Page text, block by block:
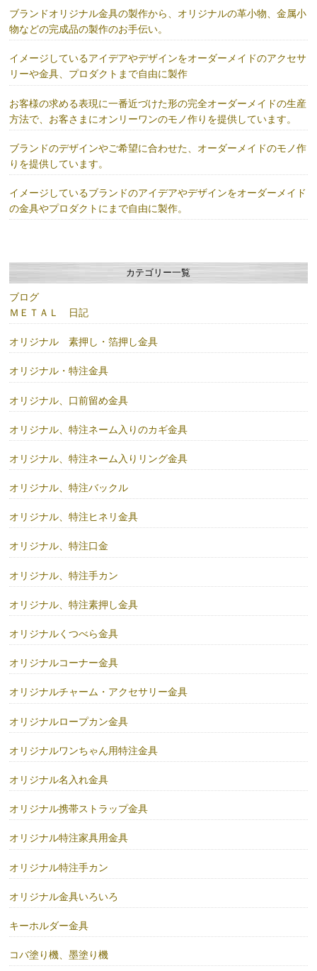
ブランドオリジナル金具の製作から、オリジナルの革小物、金属小
物などの完成品の製作のお手伝い。
イメージしているアイデアやデザインをオーダーメイドのアクセサ
リーや金具、プロダクトまで自由に製作
お客様の求める表現に一番近づけた形の完全オーダーメイドの生産
方法で、お客さまにオンリーワンのモノ作りを提供しています。
ブランドのデザインやご希望に合わせた、オーダーメイドのモノ作
りを提供しています。
イメージしているブランドのアイデアやデザインをオーダーメイド
の金具やプロダクトにまで自由に製作。
カテゴリー一覧
ブログ
ＭＥＴＡＬ 日記
オリジナル 素押し・箔押し金具
オリジナル・特注金具
オリジナル、口前留め金具
オリジナル、特注ネーム入りのカギ金具
オリジナル、特注ネーム入りリング金具
オリジナル、特注バックル
オリジナル、特注ヒネリ金具
オリジナル、特注口金
オリジナル、特注手カン
オリジナル、特注素押し金具
オリジナルくつべら金具
オリジナルコーナー金具
オリジナルチャーム・アクセサリー金具
オリジナルロープカン金具
オリジナルワンちゃん用特注金具
オリジナル名入れ金具
オリジナル携帯ストラップ金具
オリジナル特注家具用金具
オリジナル特注手カン
オリジナル金具いろいろ
キーホルダー金具
コバ塗り機、墨塗り機